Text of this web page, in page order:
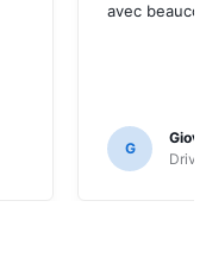
avec
G